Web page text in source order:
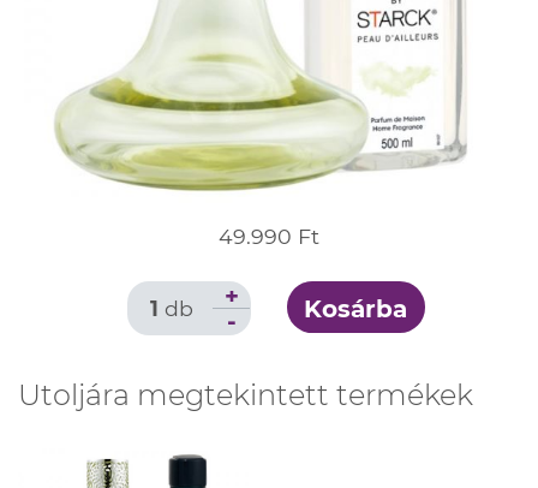
49.990 Ft
1 db -
+ Kosárba
Utoljára megtekintett termékek